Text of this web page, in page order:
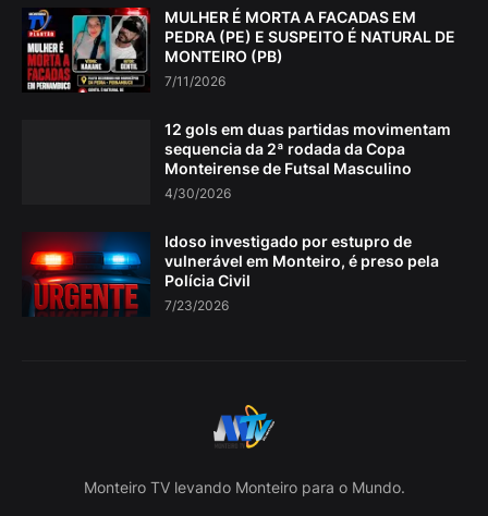
MULHER É MORTA A FACADAS EM
PEDRA (PE) E SUSPEITO É NATURAL DE
MONTEIRO (PB)
7/11/2026
12 gols em duas partidas movimentam
sequencia da 2ª rodada da Copa
Monteirense de Futsal Masculino
4/30/2026
Idoso investigado por estupro de
vulnerável em Monteiro, é preso pela
Polícia Civil
7/23/2026
Monteiro TV levando Monteiro para o Mundo.